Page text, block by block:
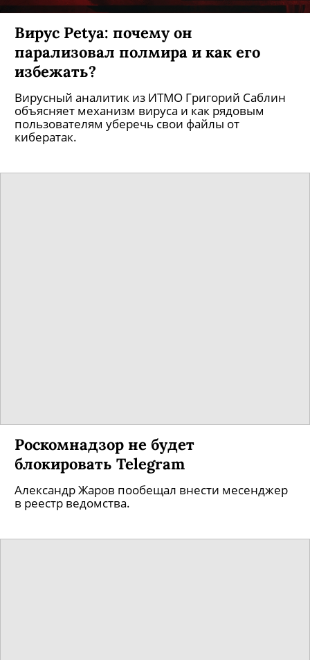
Вирус Petya: почему он
парализовал полмира и как его
избежать?
Вирусный аналитик из ИТМО Григорий Саблин
объясняет механизм вируса и как рядовым
пользователям уберечь свои файлы от
кибератак.
Роскомнадзор не будет
блокировать Telegram
Александр Жаров пообещал внести месенджер
в реестр ведомства.